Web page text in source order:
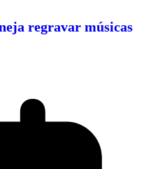
regravar músicas